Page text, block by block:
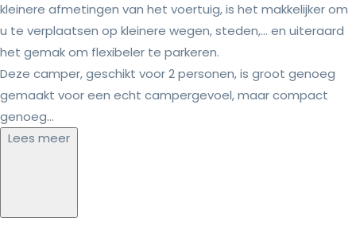
kleinere afmetingen van het voertuig, is het makkelijker om
u te verplaatsen op kleinere wegen, steden,… en uiteraard
het gemak om flexibeler te parkeren.
Deze camper, geschikt voor 2 personen, is groot genoeg
gemaakt voor een echt campergevoel, maar compact
genoeg...
Lees meer